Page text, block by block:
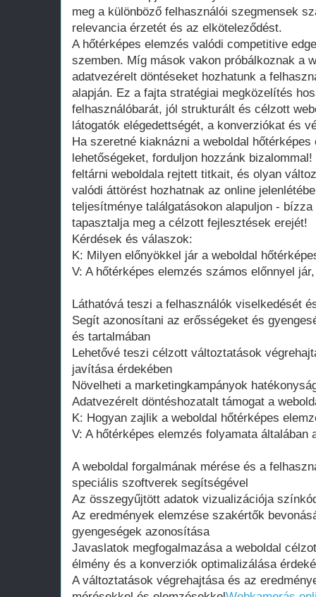
meg a különböző felhasználói szegmensek
relevancia érzetét és az elköteleződést.
A hőtérképes elemzés valódi competitive
szemben. Míg mások vakon próbálkoznak a
adatvezérelt döntéseket hozhatunk a
alapján. Ez a fajta stratégiai megközelítés
felhasználóbarát, jól strukturált és célzott
látogatók elégedettségét, a konverziókat és
Ha szeretné kiaknázni a weboldal hőtérképes
lehetőségeket, forduljon hozzánk
feltárni weboldala rejtett titkait, és olyan
valódi áttörést hozhatnak az online
teljesítménye találgatásokon alapuljon -
tapasztalja meg a célzott fejlesztések erejét!
Kérdések és válaszok:
K: Milyen előnyökkel jár a weboldal
V: A hőtérképes elemzés számos előnnyel
Láthatóvá teszi a felhasználók viselkedését
Segít azonosítani az erősségeket és
és tartalmában
Lehetővé teszi célzott változtatások
javítása érdekében
Növelheti a marketingkampányok
Adatvezérelt döntéshozatalt támogat a
K: Hogyan zajlik a weboldal hőtérképes
V: A hőtérképes elemzés folyamata általában
A weboldal forgalmának mérése és a
speciális szoftverek segítségével
Az összegyűjtött adatok vizualizációja
Az eredmények elemzése szakértők
gyengeségek azonosítása
Javaslatok megfogalmazása a weboldal
élmény és a konverziók optimalizálása
A változtatások végrehajtása és az